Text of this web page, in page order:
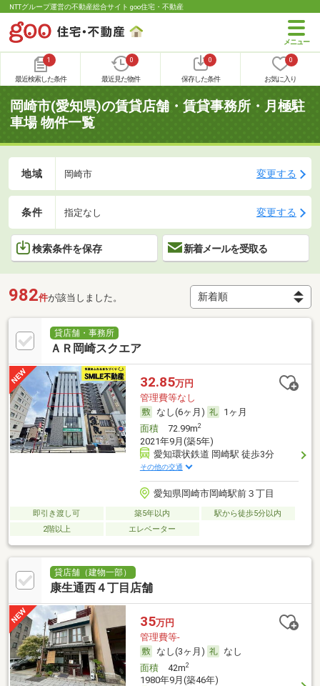
NTTグループ運営の不動産総合サイト goo住宅・不動産
1
最近検索した条件
0
最近見た物件
0
保存した条件
0
お気に入り
岡崎市(愛知県)の賃貸店舗・賃貸事務所・月極駐
車場 物件一覧
地域 岡崎市 変更する
条件 指定なし 変更する
検索条件を保存 新着メールを受取る
982件が該当しました。
貸店舗・事務所
ＡＲ岡崎スクエア
32.85万円
管理費等なし
なし(6ヶ月)
1ヶ月
面積72.99m2
2021年9月(築5年)
愛知環状鉄道 岡崎駅 徒歩3分
その他の交通
愛知県岡崎市岡崎駅前３丁目
即引き渡し可 築5年以内
駅から徒歩5分以内
2階以上
エレベーター
貸店舗（建物一部）
康生通西４丁目店舗
35万円
管理費等-
なし(3ヶ月)
なし
面積42m2
1980年9月(築46年)